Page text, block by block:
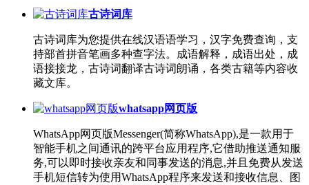
古诗词库
古诗词库为您提供在线汉语语学习，汉字免费查询，支
持部首拼音笔画多种查字法。成语解释，成语出处，成
语接接龙，古诗词翻译古诗词朗诵，各类古籍等内容收
藏文库。
whatsapp网页版
WhatsApp网页版Messenger(简称WhatsApp),是一款用于
智能手机之间通讯的跨平台应用程序,它借助推送通知服
务,可以即时接收亲友和同事发送的消息,并且免费从发送
手机短信转为使用WhatsApp程序来发送和接收信息、图